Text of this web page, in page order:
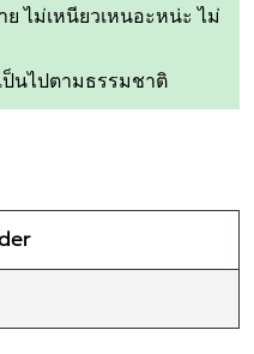
ย ไม่เหนียวเหนอะหน่ะ ไม่
ป็นไปตามธรรมชาติ